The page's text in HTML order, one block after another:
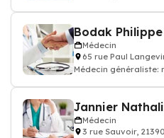
Bodak Philippe
Médecin
65 rue Paul
Médecin généraliste:
Jannier
Médecin
3 rue Sauvoir,